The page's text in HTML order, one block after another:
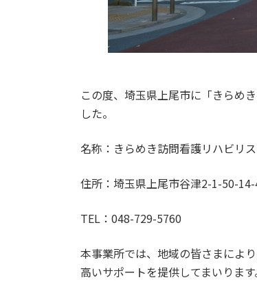
この度、埼玉県上尾市に「きらめ
した。
名称：きらめき訪問看護リハビリ
住所：埼玉県上尾市谷津2-1-50-
TEL：048-729-5760
本事業所では、地域の皆さまによ
高いサポートを提供してまいります